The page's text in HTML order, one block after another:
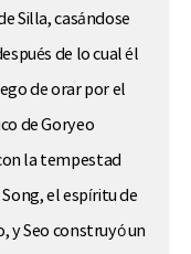
Silla, casándose
de lo cual él
de orar por el
de Goryeo
la tempestad
el espíritu de
y Seo construyó un